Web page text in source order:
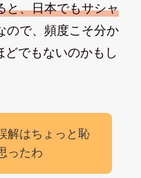
と、日本でもサシャ
ので、頻度こそ分か
どでもないのかもし
解はちょっと恥
ったわ